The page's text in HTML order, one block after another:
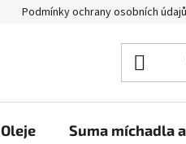
Podmínky ochrany osobních údajů
Oleje Suma míchadla